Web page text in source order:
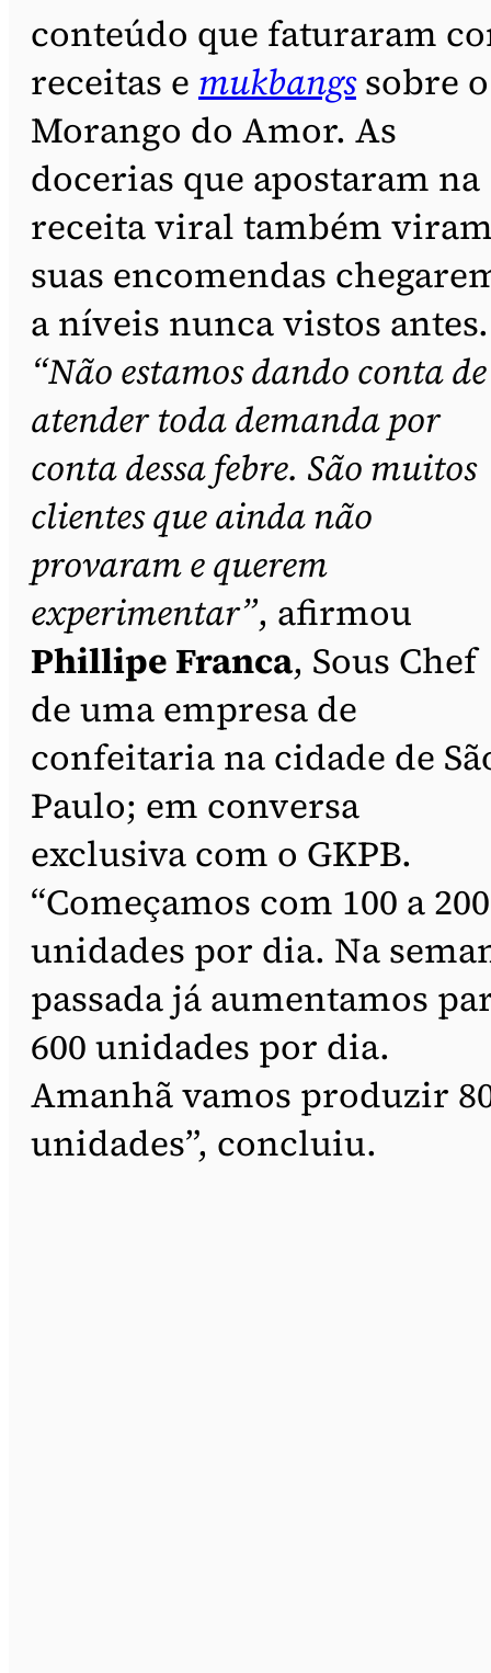
conteúdo que faturaram
receitas e mukbangssobre o
Morango do Amor. As
docerias que apostaram na
receita viral também
suas encomendas
a níveis nunca vistos antes.
“Não estamos dando conta de
atender toda demanda por
conta dessa febre. São muitos
clientes que ainda não
provaram e querem
experimentar”, afirmou
Phillipe Franca, Sous Chef
de uma empresa de
confeitaria na cidade de
Paulo; em conversa
exclusiva com o GKPB.
“Começamos com 100 a 200
unidades por dia. Na
passada já aumentamos
600 unidades por dia.
Amanhã vamos produzir
unidades”, concluiu.